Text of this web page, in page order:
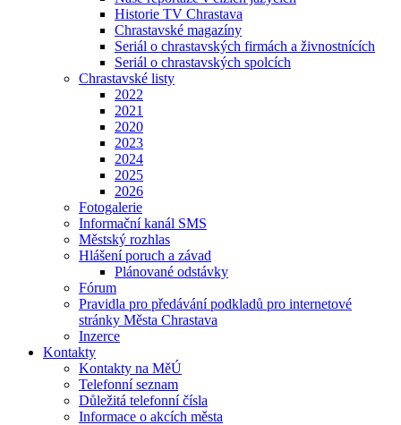
Historie TV Chrastava
Chrastavské magazíny
Seriál o chrastavských firmách a živnostnících
Seriál o chrastavských spolcích
Chrastavské listy
2022
2021
2020
2023
2024
2025
2026
Fotogalerie
Informační kanál SMS
Městský rozhlas
Hlášení poruch a závad
Plánované odstávky
Fórum
Pravidla pro předávání podkladů pro internetové
stránky Města Chrastava
Inzerce
Kontakty
Kontakty na MěÚ
Telefonní seznam
Důležitá telefonní čísla
Informace o akcích města